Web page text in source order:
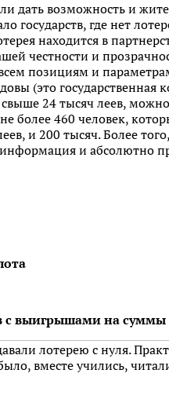
дать возможность и
государств, где нет
находится в
честности и
позициям и
(это государственная
24 тысяч леев, можно
более 460 человек,
и 200 тысяч. Более
и абсолютно
с выигрышами на суммы